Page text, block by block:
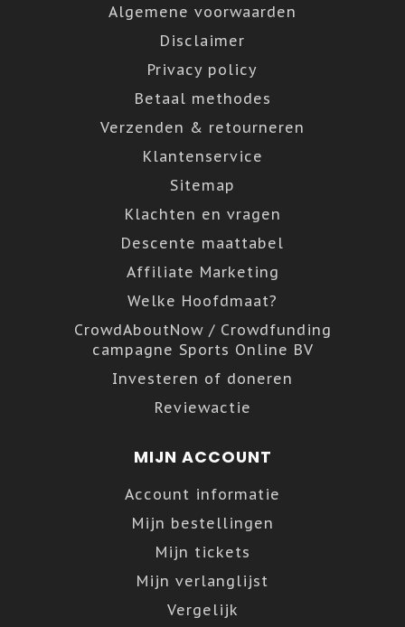
Algemene voorwaarden
Disclaimer
Privacy policy
Betaal methodes
Verzenden & retourneren
Klantenservice
Sitemap
Klachten en vragen
Descente maattabel
Affiliate Marketing
Welke Hoofdmaat?
CrowdAboutNow / Crowdfunding
campagne Sports Online BV
Investeren of doneren
Reviewactie
MIJN ACCOUNT
Account informatie
Mijn bestellingen
Mijn tickets
Mijn verlanglijst
Vergelijk